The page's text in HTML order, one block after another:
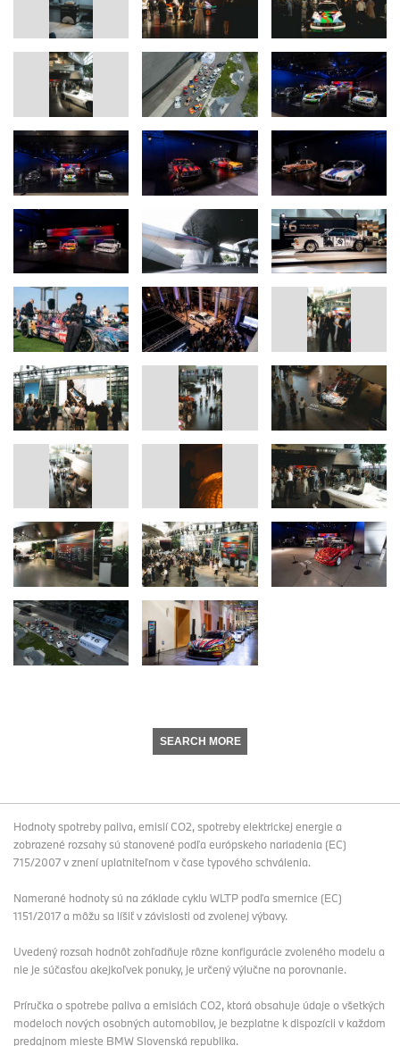
SEARCH MORE
Hodnoty spotreby paliva, emisií CO2, spotreby elektrickej energie a
zobrazené rozsahy sú stanovené podľa európskeho nariadenia (EC)
715/2007 v znení uplatniteľnom v čase typového schválenia.
Namerané hodnoty sú na základe cyklu WLTP podľa smernice (EC)
1151/2017 a môžu sa líšiť v závislosti od zvolenej výbavy.
Uvedený rozsah hodnôt zohľadňuje rôzne konfigurácie zvoleného modelu a
nie je súčasťou akejkoľvek ponuky, je určený výlučne na porovnanie.
Príručka o spotrebe paliva a emisiách CO2, ktorá obsahuje údaje o všetkých
modeloch nových osobných automobilov, je bezplatne k dispozícii v každom
predajnom mieste BMW Slovenská republika.